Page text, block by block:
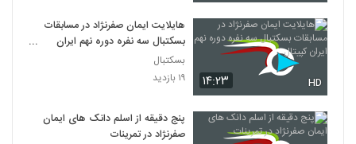
۱۴:۲۳ HD
هایلایت ایمان صفرنژاد در مسابقات
بسکتبال سه نفره دوره نهم ایران
کپیتال
بسکتبال
۱۹ بازدید
پنج دقیقه از اسلم دانک های ایمان
صفرنژاد در تمرینات